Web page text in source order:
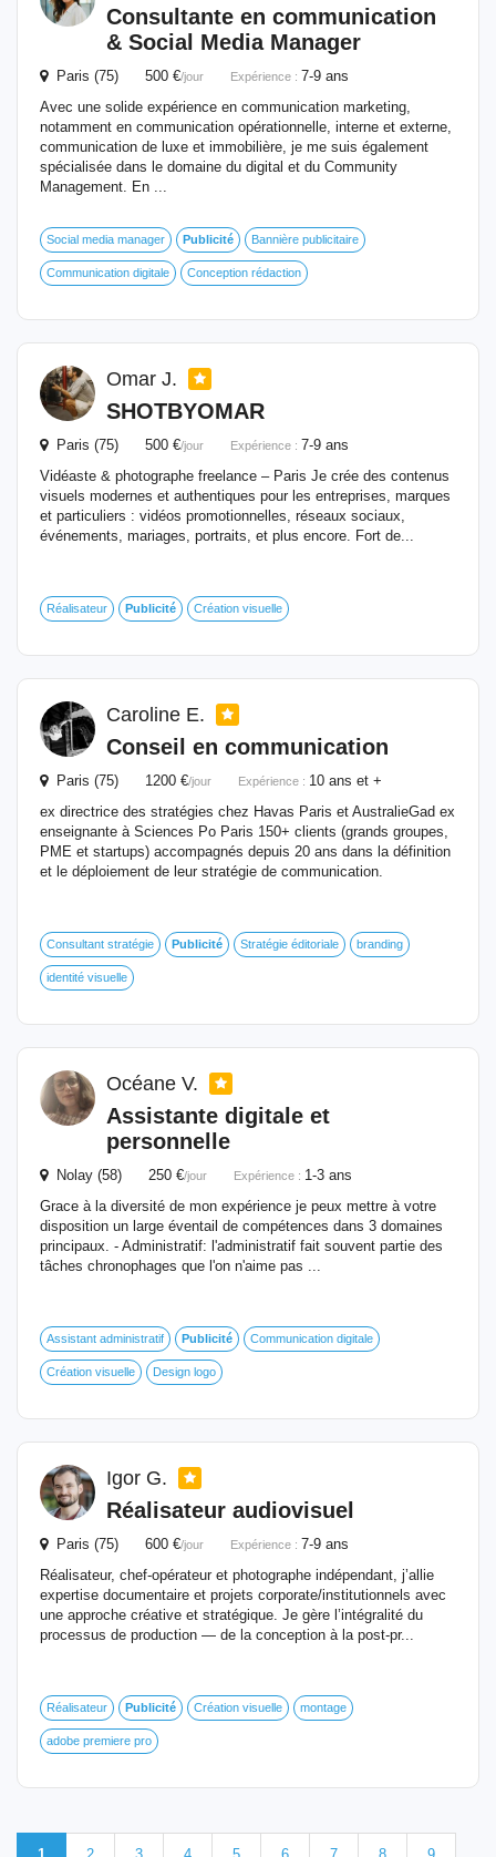
Consultante en communication
& Social Media Manager
Paris (75) 500 €/jour Expérience : 7-9 ans
Avec une solide expérience en communication marketing,
notamment en communication opérationnelle, interne et externe,
communication de luxe et immobilière, je me suis également
spécialisée dans le domaine du digital et du Community
Management. En ...
Social media manager Publicité Bannière publicitaire
Communication digitale Conception rédaction
Omar J.
SHOTBYOMAR
Paris (75) 500 €/jour Expérience : 7-9 ans
Vidéaste & photographe freelance – Paris Je crée des contenus
visuels modernes et authentiques pour les entreprises, marques
et particuliers : vidéos promotionnelles, réseaux sociaux,
événements, mariages, portraits, et plus encore. Fort de...
Réalisateur Publicité Création visuelle
Caroline E.
Conseil en communication
Paris (75) 1200 €/jour Expérience : 10 ans et +
ex directrice des stratégies chez Havas Paris et AustralieGad ex
enseignante à Sciences Po Paris 150+ clients (grands groupes,
PME et startups) accompagnés depuis 20 ans dans la définition
et le déploiement de leur stratégie de communication.
Consultant stratégie Publicité Stratégie éditoriale branding
identité visuelle
Océane V.
Assistante digitale et
personnelle
Nolay (58) 250 €/jour Expérience : 1-3 ans
Grace à la diversité de mon expérience je peux mettre à votre
disposition un large éventail de compétences dans 3 domaines
principaux. - Administratif: l'administratif fait souvent partie des
tâches chronophages que l'on n'aime pas ...
Assistant administratif Publicité Communication digitale
Création visuelle Design logo
Igor G.
Réalisateur audiovisuel
Paris (75) 600 €/jour Expérience : 7-9 ans
Réalisateur, chef-opérateur et photographe indépendant, j’allie
expertise documentaire et projets corporate/institutionnels avec
une approche créative et stratégique. Je gère l’intégralité du
processus de production — de la conception à la post-pr...
Réalisateur Publicité Création visuelle montage
adobe premiere pro